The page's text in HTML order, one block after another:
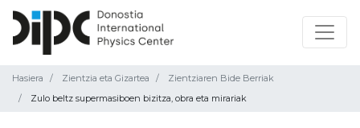
Hasiera Zientzia eta Gizartea
Zientziaren Bide Berriak
Zulo beltz supermasiboen bizitza, obra eta mirariak